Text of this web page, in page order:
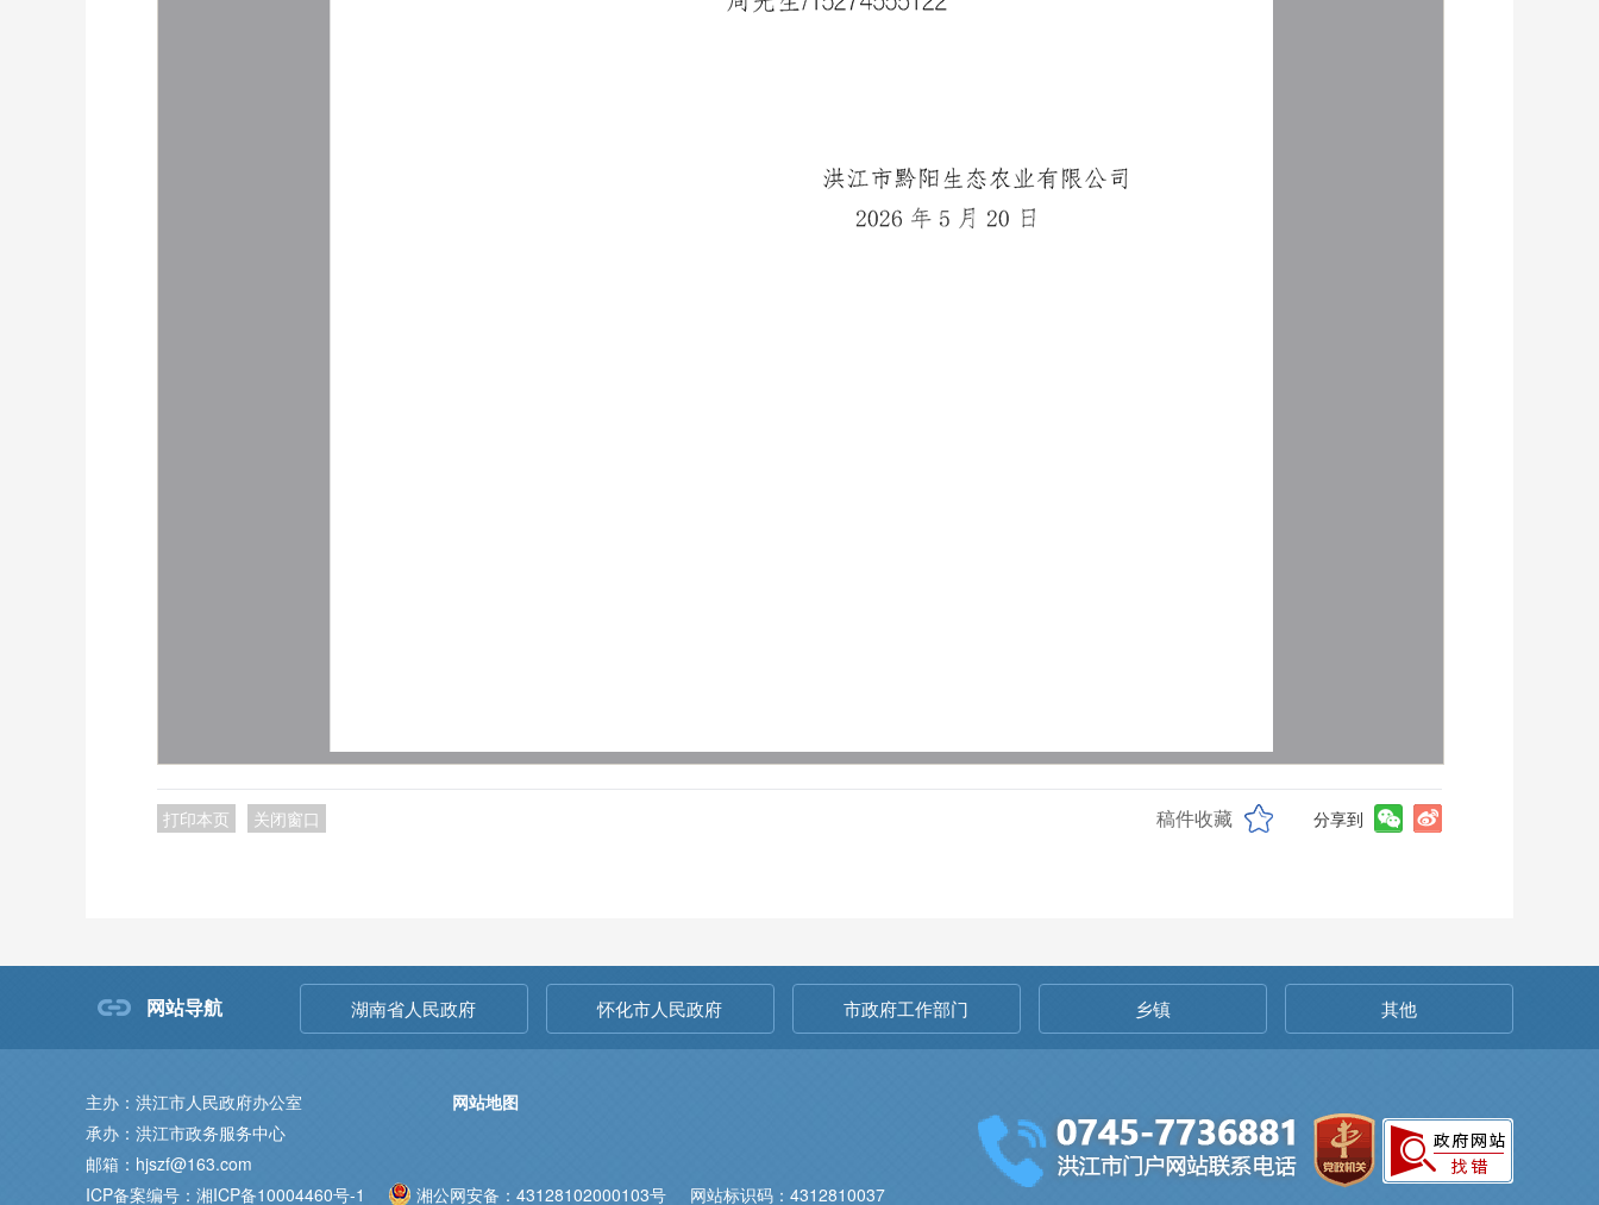
打印本页 关闭窗口 稿件收藏 分享到
网站导航 湖南省人民政府 怀化市人民政府 市政府工作部门 乡镇 其他
主办：洪江市人民政府办公室
承办：洪江市政务服务中心
邮箱：hjszf@163.com
ICP备案编号：湘ICP备10004460号-1
湘公网安备：43128102000103号 网站标识码：4312810037
网站地图